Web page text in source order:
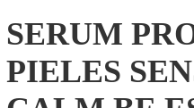
SERUM
PIELES